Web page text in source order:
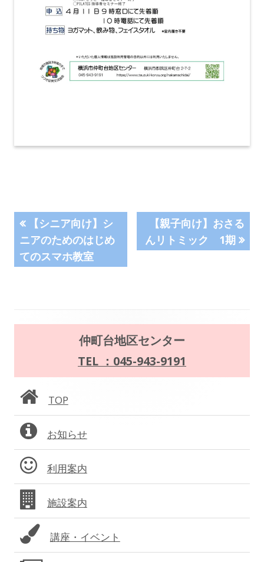
投
稿
ゲ
シ
ョ
ン
前
の
記
【シニア向け】シ
ニアのためのはじめ
てのスマホ教室
次
の
【親子向け】おさる
んリトミック 1期
ン
サ
イ
ド
バ
ー
仲町台地区センター
TEL ：045-943-9191
TOP
お知らせ
利用案内
施設案内
講座・イベント